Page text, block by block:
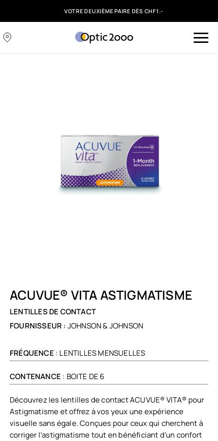
VOTRE DEUXIÈME PAIRE DÈS CHF1.-
ACUVUE® VITA ASTIGMATISME
LENTILLES DE CONTACT
FOURNISSEUR : JOHNSON & JOHNSON
FRÉQUENCE : LENTILLES MENSUELLES
CONTENANCE : BOITE DE 6
Découvrez les lentilles de contact ACUVUE® VITA® pour
Astigmatisme et offrez à vos yeux une expérience
visuelle sans égale. Conçues pour ceux qui cherchent à
corriger l’astigmatisme tout en bénéficiant d’un confort